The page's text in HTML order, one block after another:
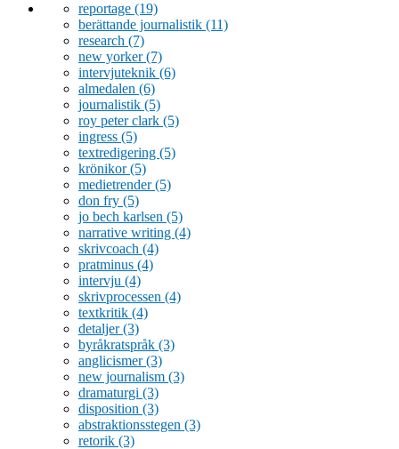
reportage (19)
berättande journalistik (11)
research (7)
new yorker(7)
intervjuteknik (6)
almedalen (6)
journalistik (5)
roy peter clark (5)
ingress (5)
textredigering (5)
krönikor(5)
medietrender(5)
don fry (5)
jo bech karlsen (5)
narrative writing (4)
skrivcoach (4)
pratminus (4)
intervju (4)
skrivprocessen (4)
textkritik (4)
detaljer(3)
byråkratspråk (3)
anglicismer(3)
new journalism (3)
dramaturgi (3)
disposition (3)
abstraktionsstegen (3)
retorik (3)